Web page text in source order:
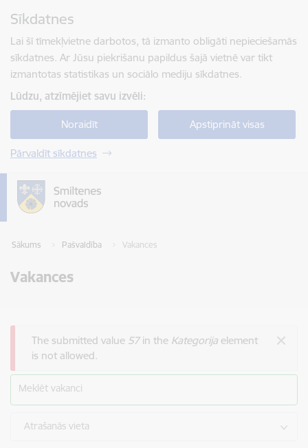
Sīkdatnes
Lai šī tīmekļvietne darbotos, tā izmanto obligāti nepieciešamās
sīkdatnes. Ar Jūsu piekrišanu papildus šajā vietnē var tikt
izmantotas statistikas un sociālo mediju sīkdatnes.
Lūdzu, atzīmējiet savu izvēli:
Noraidīt Apstiprināt visas
Pārvaldīt sīkdatnes
Sākums Pašvaldība Vakances
Vakances
Kļūdas ziņojums
The submitted value 57in the Kategorija element
is not allowed.
Meklēt vakanci
Atrašanās vieta